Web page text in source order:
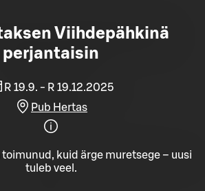
Viihdepähkinä
perjantaisin
R 19.9. - R 19.12.2025
Pub Hertas
toimunud, kuid ärge muretsege – uusi
tuleb veel.